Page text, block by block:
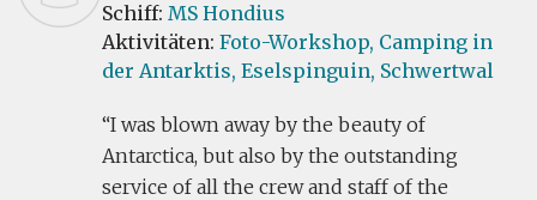
Schiff: MS Hondius
Aktivitäten: Foto-Workshop, Camping in
der Antarktis, Eselspinguin, Schwertwal
I was blown away by the beauty of
Antarctica, but also by the outstanding
service of all the crew and staff of the